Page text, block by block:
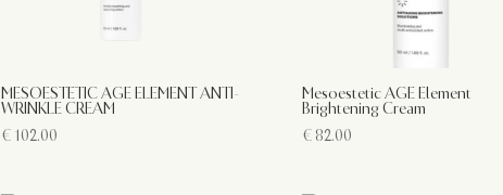
MESOESTETIC AGE ELEMENT ANTI-
WRINKLE CREAM
€102.00
Mesoestetic AGE Element
Brightening Cream
€82.00